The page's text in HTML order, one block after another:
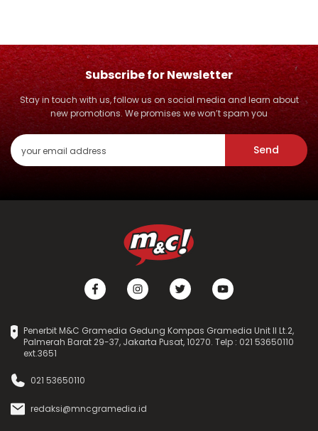
Subscribe for Newsletter
Stay in touch with us, follow us on social media and learn about
new promotions. We promises we won’t spam you
Send
Penerbit M&C Gramedia Gedung Kompas Gramedia Unit II Lt.2,
Palmerah Barat 29-37, Jakarta Pusat, 10270. Telp : 021 53650110
ext.3651
021 53650110
redaksi@mncgramedia.id